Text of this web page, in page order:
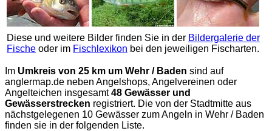
Diese und weitere Bilder finden Sie in der Bildergalerie der
Fische oder im Fischlexikon bei den jeweiligen Fischarten.
Im Umkreis von 25 km um Wehr / Baden sind auf
anglermap.de neben Angelshops, Angelvereinen oder
Angelteichen insgesamt48 Gewässer und
Gewässerstrecken registriert. Die von der Stadtmitte aus
nächstgelegenen 10 Gewässer zum Angeln in Wehr / Baden
finden sie in der folgenden Liste.